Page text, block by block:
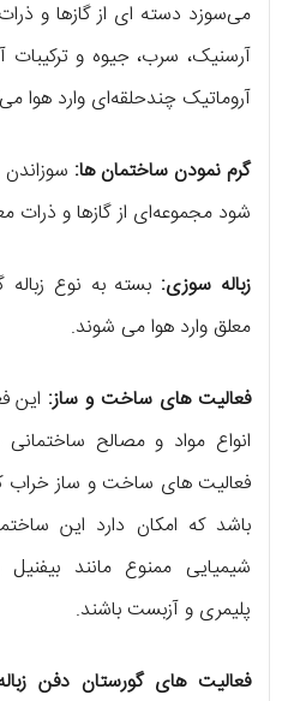
می‌سوزد دسته ای از گازها و ذرات
آرسنیک، سرب، جیوه و
آروماتیک چندحلقه‌ای وارد هوا
گرم نمودن ساختمان ها:
شود مجموعه‌ای از گازها و ذرات
زباله سوزی: بسته به نوع
معلق وارد هوا می شوند.
فعالیت های ساخت و ساز: این
انواع مواد و مصالح
فعالیت های ساخت و ساز خراب
باشد که امکان دارد این
شیمیایی ممنوع مانند
پلیمری و آزبست باشند.
فعالیت های گورستان دفن